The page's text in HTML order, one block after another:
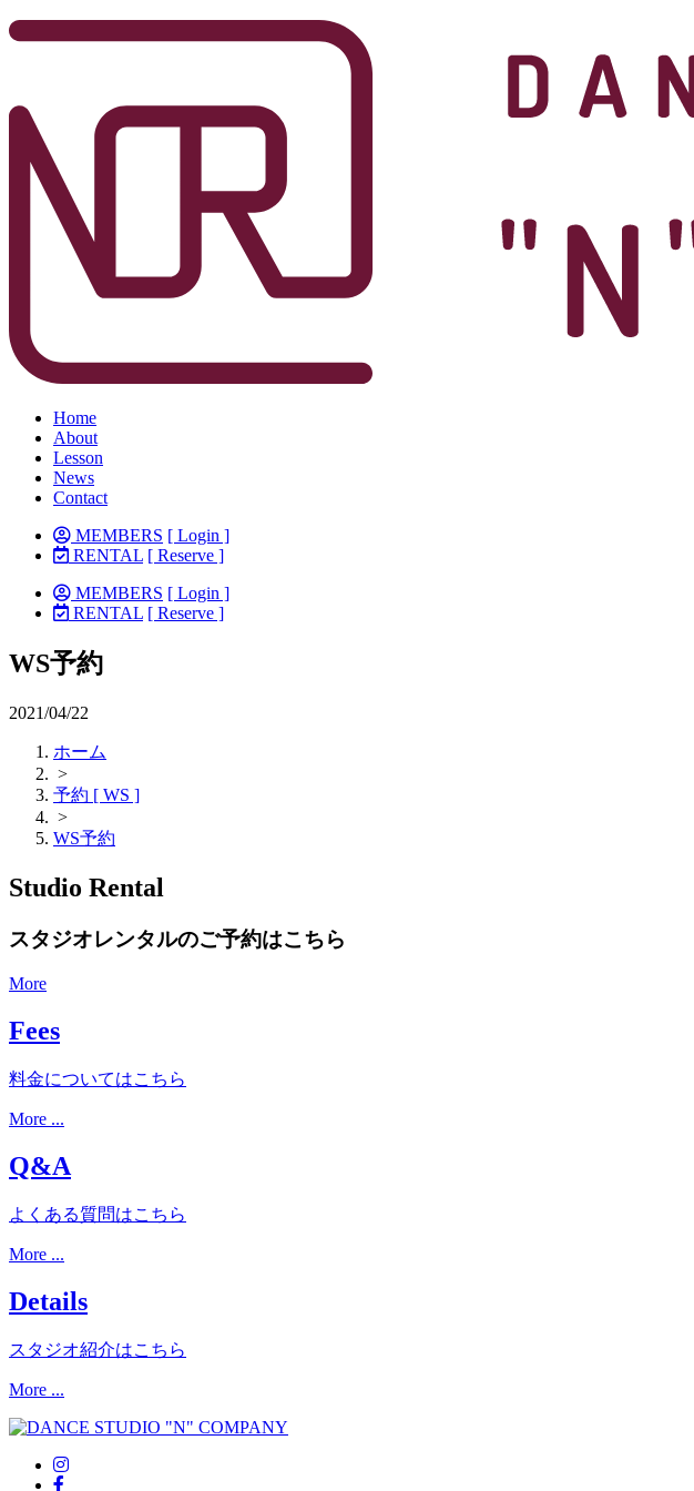
Home
About
Lesson
News
Contact
MEMBERS [ Login ]
RENTAL [ Reserve ]
MEMBERS [ Login ]
RENTAL [ Reserve ]
WS予約
2021/04/22
ホーム
>
予約 [ WS ]
>
WS予約
Studio Rental
スタジオレンタルのご予約はこちら
More
Fees
料金についてはこちら
More ...
Q&A
よくある質問はこちら
More ...
Details
スタジオ紹介はこちら
More ...